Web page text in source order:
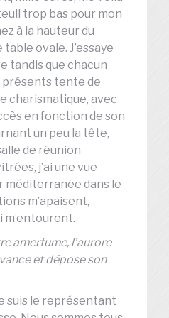
trop bas pour mon
à la hauteur du
ovale. J’essaye
tandis que chacun
présents tente de
charismatique, avec
en fonction de son
un peu la tête,
de réunion
j’ai une vue
méditerranée dans le
m’apaisent,
amertume, l’aurore
et dépose son
suis le représentant